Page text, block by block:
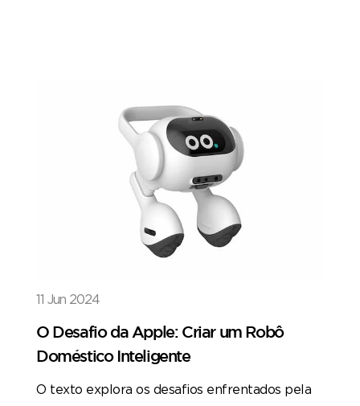
11 Jun 2024
O Desafio da Apple: Criar um Robô
Doméstico Inteligente
O texto explora os desafios enfrentados pela